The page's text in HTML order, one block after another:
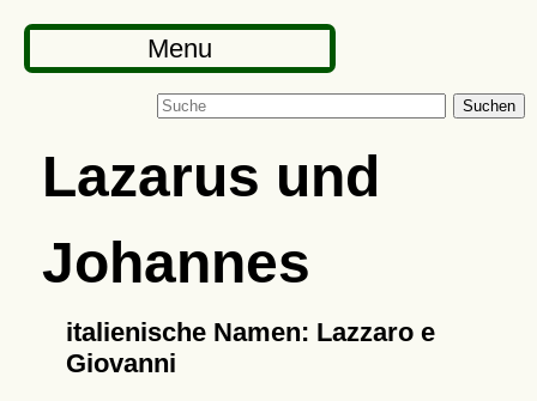
Menu
Suchen
Lazarus und
Johannes
italienische Namen: Lazzaro e
Giovanni